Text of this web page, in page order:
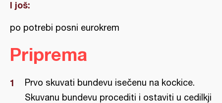
I još:
po potrebi posni eurokrem
Priprema
Prvo skuvati bundevu isečenu na kockice.
Skuvanu bundevu procediti i ostaviti u cedilkji